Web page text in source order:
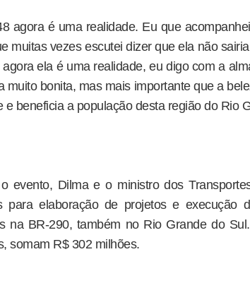
agora é uma realidade. Eu que
muitas vezes escutei dizer que ela não
ela é uma realidade, eu digo com a
muito bonita, mas mais importante que a
e beneficia a população desta região do Rio
evento, Dilma e o ministro dos
para elaboração de projetos e execução
na BR-290, também no Rio Grande do
somam R$ 302 milhões.